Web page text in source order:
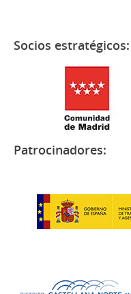
Socios estratégicos:
Patrocinadores: